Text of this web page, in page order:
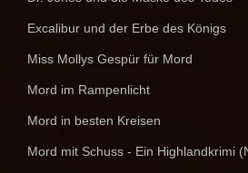
Excalibur und der Erbe des Königs
Miss Mollys Gespür für Mord
Mord im Rampenlicht
Mord in besten Kreisen
Mord mit Schuss - Ein Highlandkrimi